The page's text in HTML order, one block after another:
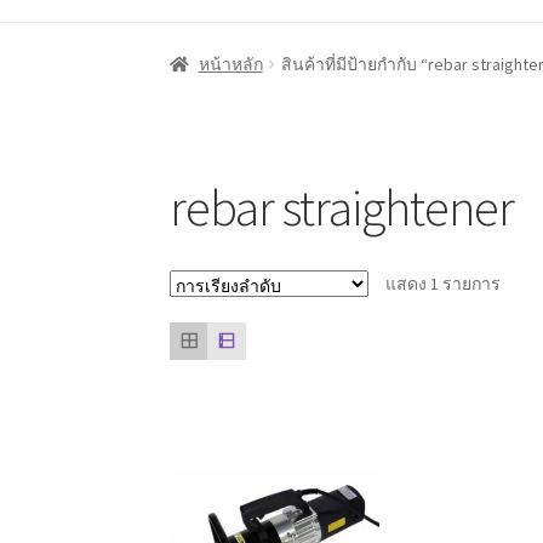
หน้าแรก Cart My account ชำระเงิน ตะกร้าสินค้า
หน้าหลัก สินค้าที่มีป้ายกำกับ “rebar
rebar straightener
แสดง 1 รายการ